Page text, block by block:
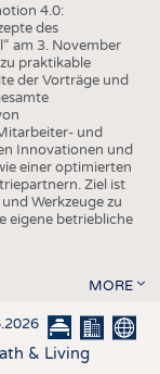
4.0:
des
am 3. November
praktikable
der Vorträge und
und
Innovationen und
einer optimierten
Ziel ist
Werkzeuge zu
eigene betriebliche
MORE
& Living